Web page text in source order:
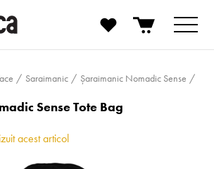
Saraimanic Șaraimanic Nomadic Sense
Sense Tote Bag
acest articol